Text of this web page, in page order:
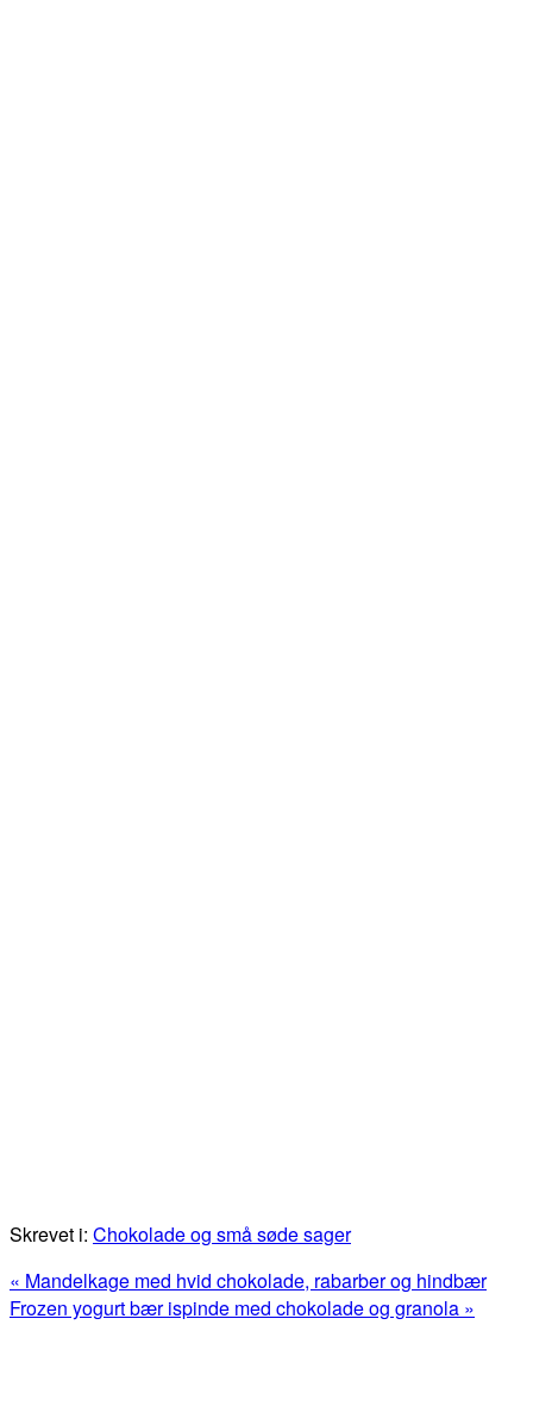
Skrevet i: Chokolade og små søde sager
Previous
Post:
« Mandelkage med hvid chokolade, rabarber og hindbær
Next
Frozen yogurt bær ispinde med chokolade og granola »